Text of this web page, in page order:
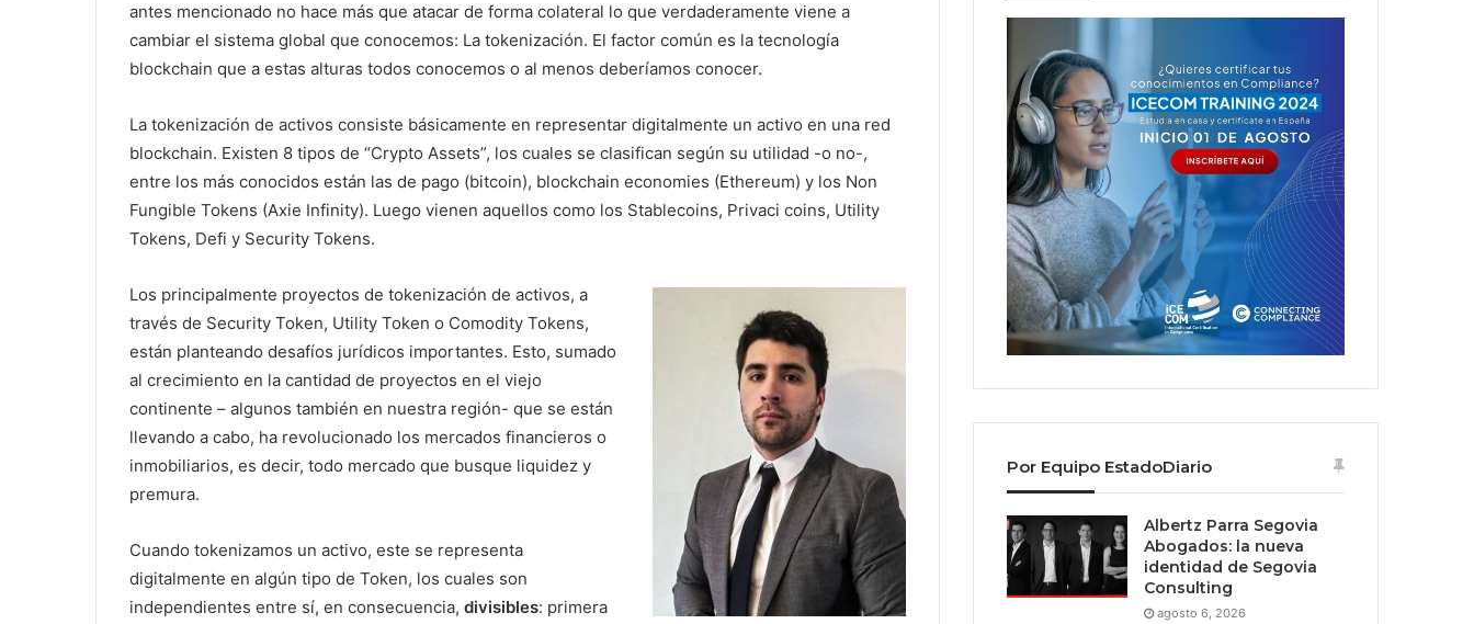
antes mencionado no hace más que atacar de forma colateral lo que verdaderamente viene a
cambiar el sistema global que conocemos: La tokenización. El factor común es la tecnología
blockchain que a estas alturas todos conocemos o al menos deberíamos conocer.
La tokenización de activos consiste básicamente en representar digitalmente un activo en una red
blockchain. Existen 8 tipos de “Crypto Assets”, los cuales se clasifican según su utilidad -o no-,
entre los más conocidos están las de pago (bitcoin), blockchain economies (Ethereum) y los Non
Fungible Tokens (Axie Infinity). Luego vienen aquellos como los Stablecoins, Privaci coins, Utility
Tokens, Defi y Security Tokens.
Los principalmente proyectos de tokenización de activos, a
través de Security Token, Utility Token o Comodity Tokens,
están planteando desafíos jurídicos importantes. Esto, sumado
al crecimiento en la cantidad de proyectos en el viejo
continente – algunos también en nuestra región- que se están
llevando a cabo, ha revolucionado los mercados financieros o
inmobiliarios, es decir, todo mercado que busque liquidez y
premura.
Cuando tokenizamos un activo, este se representa
digitalmente en algún tipo de Token, los cuales son
independientes entre sí, en consecuencia, divisibles: primera
Por Equipo EstadoDiario
Albertz Parra Segovia
Abogados: la nueva
identidad de Segovia
Consulting
agosto 6, 2026